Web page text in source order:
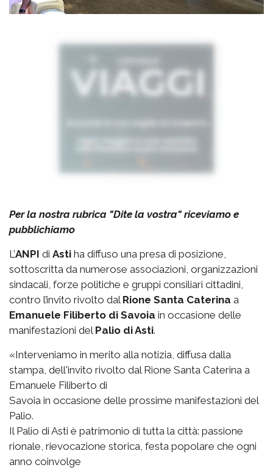
Per la nostra rubrica "Dite la vostra" riceviamo e
pubblichiamo
L’ANPI di Asti ha diffuso una presa di posizione,
sottoscritta da numerose associazioni, organizzazioni
sindacali, forze politiche e gruppi consiliari cittadini,
contro l’invito rivolto dal Rione Santa Caterina a
Emanuele Filiberto di Savoia in occasione delle
manifestazioni del Palio di Asti.
«Interveniamo in merito alla notizia, diffusa dalla
stampa, dell'invito rivolto dal Rione Santa Caterina a
Emanuele Filiberto di
Savoia in occasione delle prossime manifestazioni del
Palio.
Il Palio di Asti è patrimonio di tutta la città: passione
rionale, rievocazione storica, festa popolare che ogni
anno coinvolge